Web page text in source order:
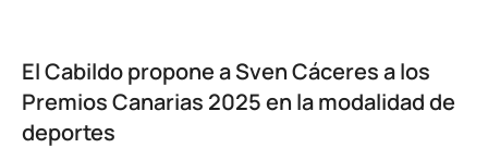
El Cabildo propone a Sven Cáceres a los
Premios Canarias 2025 en la modalidad de
deportes